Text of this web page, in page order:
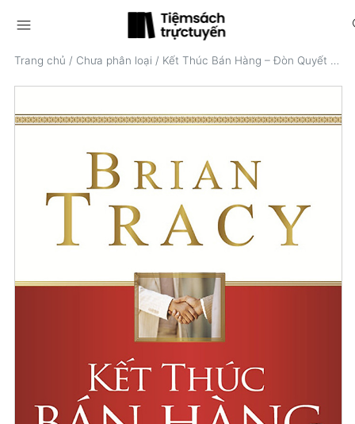
menu
Trang chủ / Chưa phân loại / Kết Thúc Bán Hàng – Đòn Quyết Định